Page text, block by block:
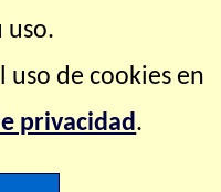
® Todos los
uso.
uso de cookies en
privacidad.